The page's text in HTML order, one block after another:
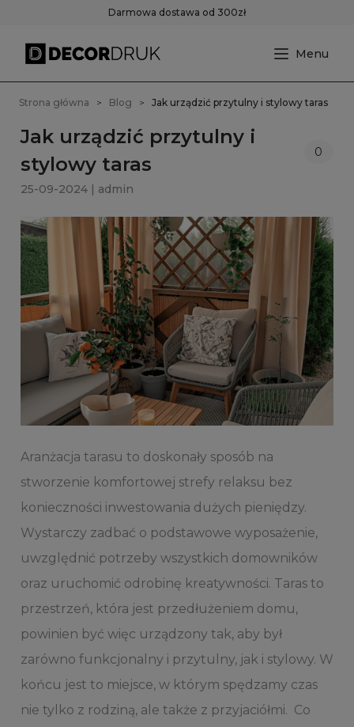
Darmowa dostawa od 300zł
Strona główna Blog Jak urządzić przytulny i stylowy taras
Jak urządzić przytulny i
stylowy taras
0
25-09-2024 | admin
Aranżacja tarasu to doskonały sposób na
stworzenie komfortowej strefy relaksu bez
konieczności inwestowania dużych pieniędzy.
Wystarczy zadbać o podstawowe wyposażenie,
uwzględnić potrzeby wszystkich domowników
oraz uruchomić odrobinę kreatywności. Taras to
przestrzeń, która jest przedłużeniem domu,
powinien być więc urządzony tak, aby był
zarówno funkcjonalny i przytulny, jak i stylowy. W
końcu jest to miejsce, w którym spędzamy czas
nie tylko z rodziną, ale także z przyjaciółmi. Co